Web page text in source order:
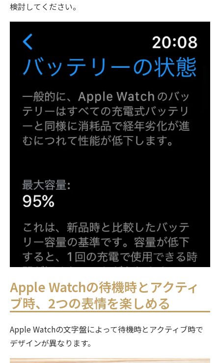
検討してください。
Apple Watchの待機時とアクティ
ブ時、2つの表情を楽しめる
Apple Watchの文字盤によって待機時とアクティブ時で
デザインが異なります。